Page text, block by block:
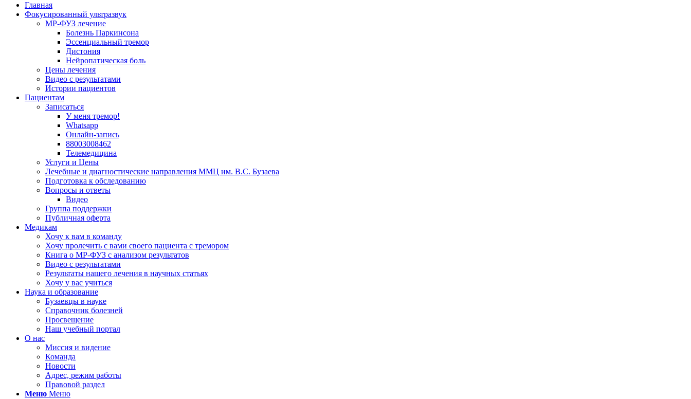
Главная
Фокусированный ультразвук
МР-ФУЗ лечение
Болезнь Паркинсона
Эссенциальный тремор
Дистония
Нейропатическая боль
Цены лечения
Видео с результатами
Истории пациентов
Пациентам
Записаться
У меня тремор!
Whatsapp
Онлайн-запись
88003008462
Телемедицина
Услуги и Цены
Лечебные и диагностические направления ММЦ им. В.С. Бузаева
Подготовка к обследованию
Вопросы и ответы
Видео
Группа поддержки
Публичная оферта
Медикам
Хочу к вам в команду
Хочу пролечить с вами своего пациента с тремором
Книга о МР-ФУЗ с aнализом результатов
Видео с результатами
Результаты нашего лечения в научных статьях
Хочу у вас учиться
Наука и образование
Бузаевцы в науке
Справочник болезней
Просвещение
Наш учебный портал
О нас
Миссия и видение
Команда
Новости
Адрес, режим работы
Правовой раздел
Меню Меню